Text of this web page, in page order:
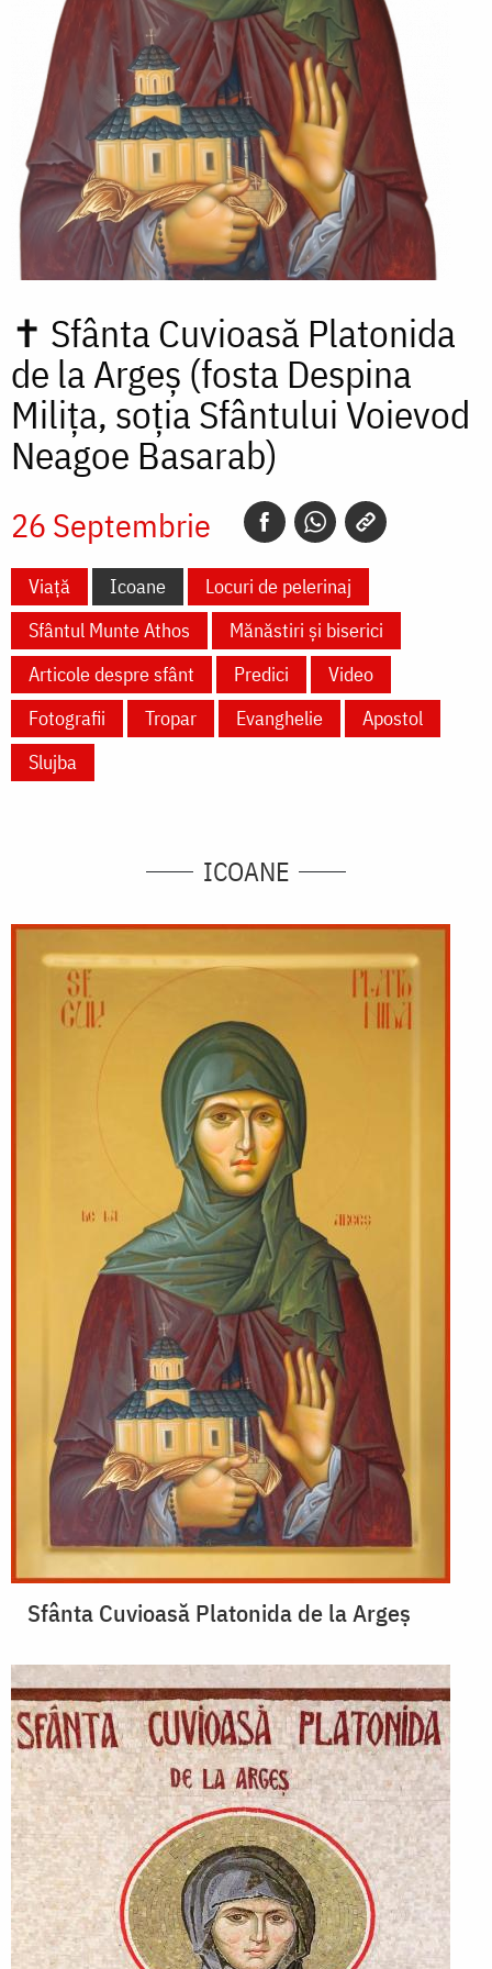
✝ Sfânta Cuvioasă Platonida
de la Argeș (fosta Despina
Milița, soția Sfântului Voievod
Neagoe Basarab)
26 Septembrie
Viață Icoane
Locuri de pelerinaj
Sfântul Munte Athos
Mănăstiri și biserici
Articole despre sfânt
Predici
Video
Fotografii
Tropar Evanghelie
Apostol
Slujba
ICOANE
Sfânta Cuvioasă Platonida de la Argeș